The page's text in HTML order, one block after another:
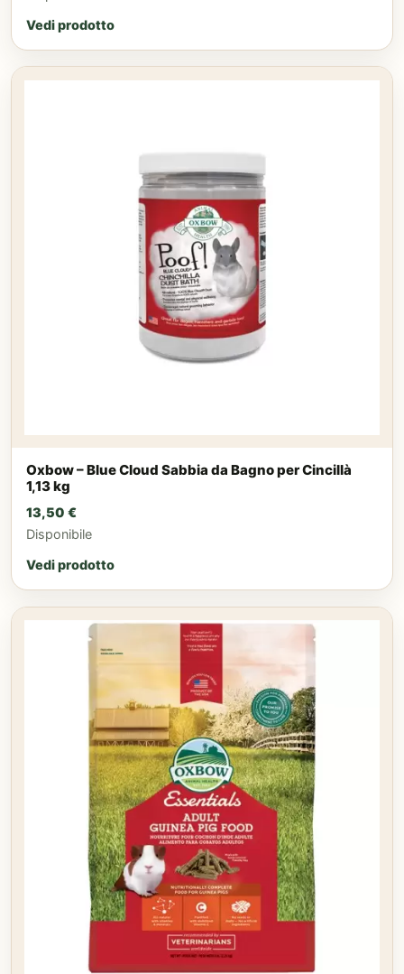
Vedi prodotto
Oxbow – Blue Cloud Sabbia da Bagno per Cincillà
1,13 kg
13,50 €
Disponibile
Vedi prodotto